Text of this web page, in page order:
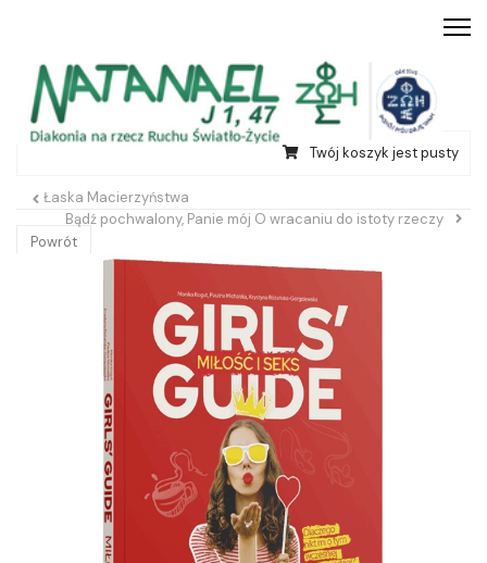
Twój koszyk jest pusty
Łaska Macierzyństwa
Bądź pochwalony, Panie mój O wracaniu do istoty rzeczy
Powrót